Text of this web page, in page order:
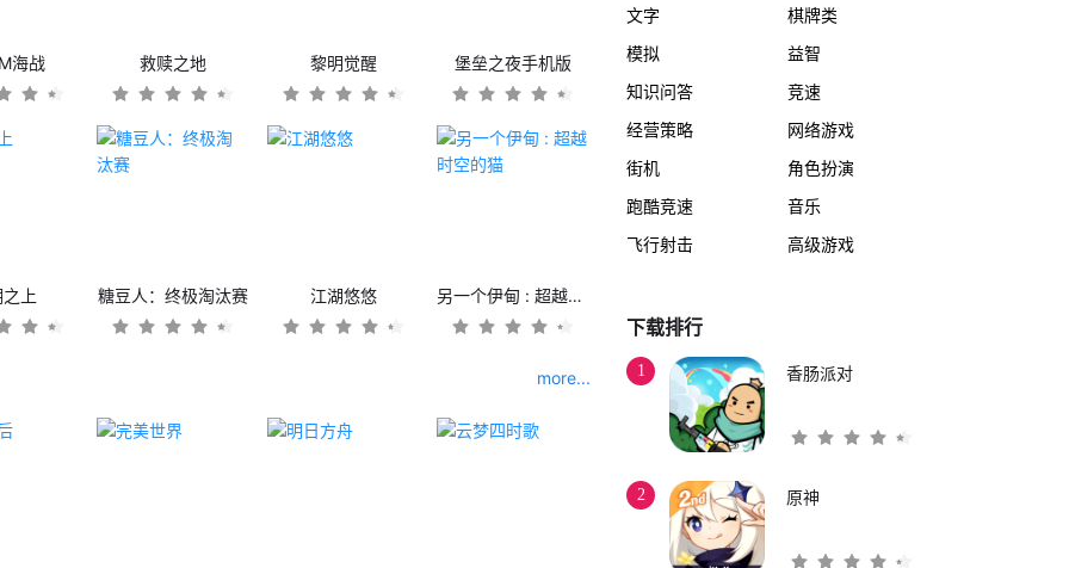
海战 救赎之地 黎明觉醒 堡垒之夜手机版
上 糖豆人：终极淘汰赛 江湖悠悠 另一个伊甸 : 超越时空的猫
more...
文字
棋牌类
模拟
益智
知识问答
竞速
经营策略
网络游戏
街机
角色扮演
跑酷竞速
音乐
飞行射击
高级游戏
下载排行
1 香肠派对
2 原神